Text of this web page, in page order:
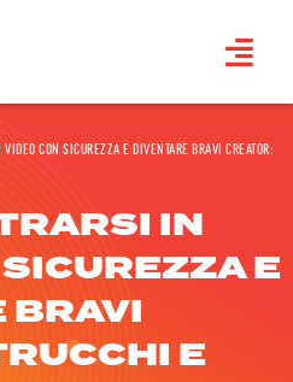
video con sicurezza e diventare bravi creator:
IN
E
BRAVI
E